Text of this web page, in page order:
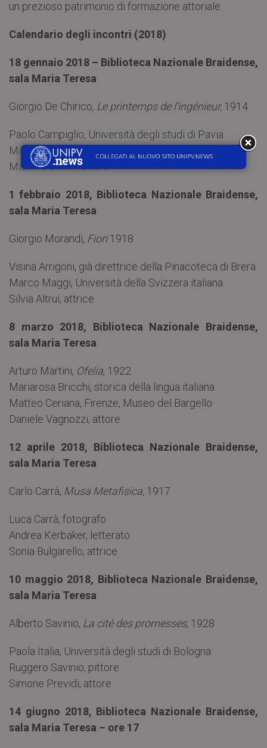
un prezioso patrimonio di formazione attoriale.
Calendario degli incontri (2018)
18 gennaio 2018 – Biblioteca Nazionale Braidense,
sala Maria Teresa
Giorgio De Chirico, Le printemps de l’ingénieur, 1914
Paolo Campiglio, Università degli studi di Pavia
Maurizio Harari, Università degli studi di Pavia
Michele Basile, attore
1 febbraio 2018, Biblioteca Nazionale Braidense,
sala Maria Teresa
Giorgio Morandi, Fiori1918
Visina Arrigoni, già direttrice della Pinacoteca di Brera
Marco Maggi, Università della Svizzera italiana
Silvia Altrui, attrice
8 marzo 2018, Biblioteca Nazionale Braidense,
sala Maria Teresa
Arturo Martini, Ofelia, 1922
Mariarosa Bricchi, storica della lingua italiana
Matteo Ceriana, Firenze, Museo del Bargello
Daniele Vagnozzi, attore
12 aprile 2018, Biblioteca Nazionale Braidense,
sala Maria Teresa
Carlo Carrà, Musa Metafisica, 1917
Luca Carrà, fotografo
Andrea Kerbaker, letterato
Sonia Bulgarello, attrice
10 maggio 2018, Biblioteca Nazionale Braidense,
sala Maria Teresa
Alberto Savinio, La cité des promesses, 1928
Paola Italia, Università degli studi di Bologna
Ruggero Savinio, pittore
Simone Previdi, attore
14 giugno 2018, Biblioteca Nazionale Braidense,
sala Maria Teresa – ore 17